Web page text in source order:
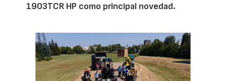
1903TCR HP como principal novedad.